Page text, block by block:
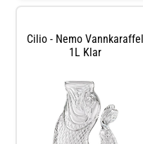
Cilio - Nemo Vannkaraffel
1L Klar